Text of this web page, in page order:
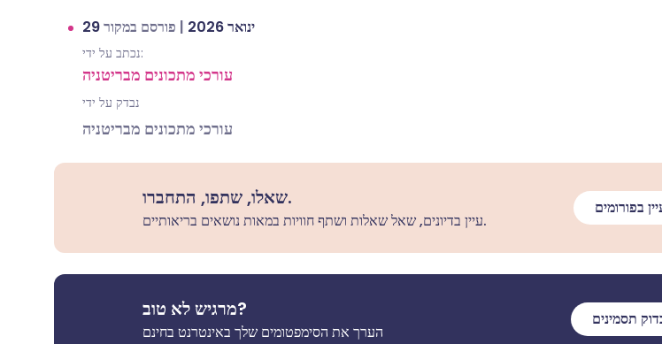
29 ינואר 2026 | פורסם במקור
נכתב על ידי:
עורכי מתכונים מבריטניה
נבדק על ידי
עורכי מתכונים מבריטניה
שאלו, שתפו, התחברו.
עיין בדיונים, שאל שאלות ושתף חוויות במאות נושאים בריאותיים.
בפורומים
מרגיש לא טוב?
הערך את הסימפטומים שלך באינטרנט בחינם
תסמינים